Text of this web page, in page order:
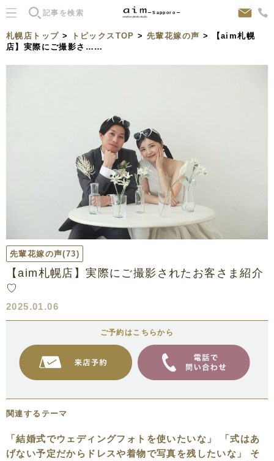
Sapporo
札幌店トップ > トピックスTOP >先輩花嫁の声 > 【aim札幌
店】実際にご撮影さ……
先輩花嫁の声(73)
【aim札幌店】実際にご撮影されたお客さま紹介
♡
2025.01.06
ご予約はこちらから
関連するテーマ
「結婚式でウェディングフォトを使いたいな」 「式はあ
げない予定だからドレスや着物で写真を残したいな」 そ